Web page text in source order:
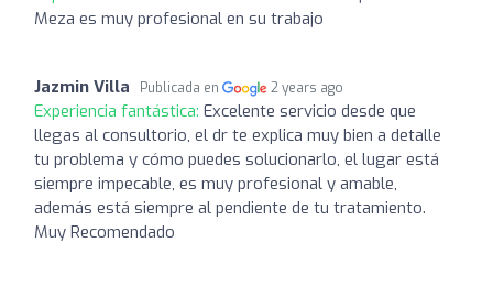
Meza es muy profesional en su trabajo
Jazmin Villa Publicada en 2 years ago
Experiencia fantástica: Excelente servicio desde que
llegas al consultorio, el dr te explica muy bien a detalle
tu problema y cómo puedes solucionarlo, el lugar está
siempre impecable, es muy profesional y amable,
además está siempre al pendiente de tu tratamiento.
Muy Recomendado